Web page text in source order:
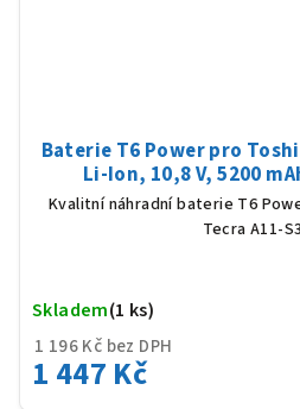
Baterie T6 Power pro
Li-Ion, 10,8 V, 5200
Kvalitní náhradní baterie T6
Tecra A11-
1 196 Kč bez DPH
1 447 Kč
Skladem(1 ks)